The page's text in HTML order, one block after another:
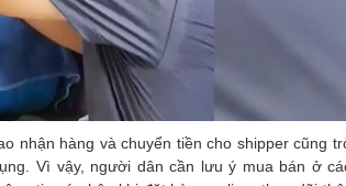
nhận hàng và chuyển tiền cho shipper cũng
Vì vậy, người dân cần lưu ý mua bán ở